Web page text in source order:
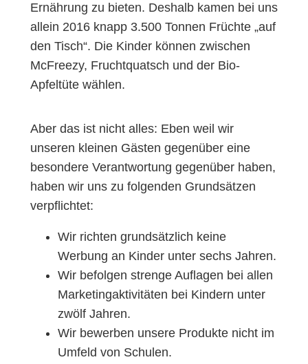
Ernährung zu bieten. Deshalb kamen bei uns
allein 2016 knapp 3.500 Tonnen Früchte „auf
den Tisch“. Die Kinder können zwischen
McFreezy, Fruchtquatsch und der Bio-
Apfeltüte wählen.
Aber das ist nicht alles: Eben weil wir
unseren kleinen Gästen gegenüber eine
besondere Verantwortung gegenüber haben,
haben wir uns zu folgenden Grundsätzen
verpflichtet:
Wir richten grundsätzlich keine
Werbung an Kinder unter sechs Jahren.
Wir befolgen strenge Auflagen bei allen
Marketingaktivitäten bei Kindern unter
zwölf Jahren.
Wir bewerben unsere Produkte nicht im
Umfeld von Schulen.